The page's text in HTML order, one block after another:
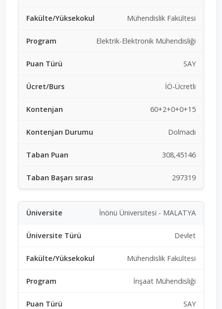
Mühendislik Fakültesi
Elektrik-Elektronik Mühendisliği
SAY
İÖ-Ücretli
60+2+0+0+15
Dolmadı
308,45146
297319
İnönü Üniversitesi - MALATYA
Devlet
Mühendislik Fakültesi
İnşaat Mühendisliği
SAY